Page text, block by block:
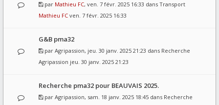
par Mathieu FC, ven. 7 févr. 2025 16:33 dans Transport
Mathieu FC ven. 7 févr. 2025 16:33
G&B pma32
par Agripassion, jeu. 30 janv. 2025 21:23 dans Recherche
Agripassion jeu. 30 janv. 2025 21:23
Recherche pma32 pour BEAUVAIS 2025.
par Agripassion, sam. 18 janv. 2025 18:45 dans Recherche